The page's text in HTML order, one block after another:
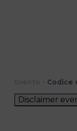
Codice
Disclaimer